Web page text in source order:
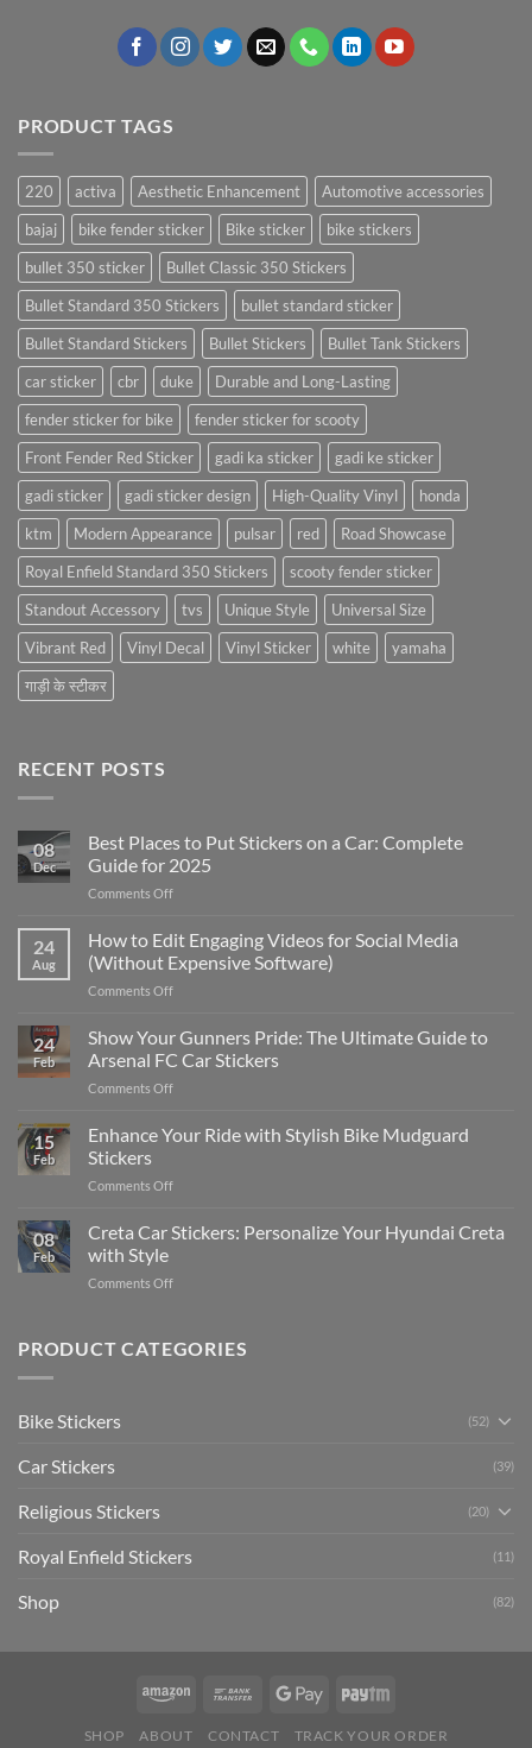
PRODUCT TAGS
220 activa Aesthetic Enhancement
Automotive accessories
bajaj
bike fender sticker Bike sticker
bike stickers
bullet 350 sticker
Bullet Classic 350 Stickers
Bullet Standard 350 Stickers
bullet standard sticker
Bullet Standard Stickers
Bullet Stickers
Bullet Tank Stickers
car sticker
cbr duke
Durable and Long-Lasting
fender sticker for bike
fender sticker for scooty
Front Fender Red Sticker
gadi ka sticker
gadi ke sticker
gadi sticker
gadi sticker design High-Quality Vinyl
honda
ktm
Modern Appearance pulsar red
Road Showcase
Royal Enfield Standard 350 Stickers
scooty fender sticker
Standout Accessory
tvs Unique Style
Universal Size
Vibrant Red
Vinyl Decal Vinyl Sticker white
yamaha
गाड़ी के स्टीकर
RECENT POSTS
08
Dec
Best Places to Put Stickers on a Car: Complete
Guide for 2025
Comments Offon
Places
to
Put
Stickers
a
Car:
2025
24
Aug
How to Edit Engaging Videos for Social Media
(Without Expensive Software)
Comments Offon
to
Edit
Engaging
Videos
Social
24
Feb
Show Your Gunners Pride: The Ultimate Guide to
Arsenal FC Car Stickers
Comments Offon
Your
Gunners
The
Guide
15
Feb
Enhance Your Ride with Stylish Bike Mudguard
Stickers
Comments Offon
Your
Ride
Stylish
Stickers
08
Feb
Creta Car Stickers: Personalize Your Hyundai Creta
with Style
Comments Offon
Stickers:
PRODUCT CATEGORIES
Bike Stickers (52)
Car Stickers (39)
Religious Stickers (20)
Royal Enfield Stickers (11)
Shop (82)
SHOP ABOUT CONTACT TRACK YOUR ORDER